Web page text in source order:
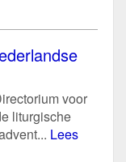
voor
liturgische
Lees